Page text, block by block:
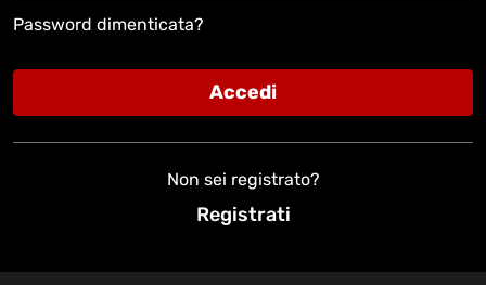
Password dimenticata?
Accedi
Non sei registrato?
Registrati